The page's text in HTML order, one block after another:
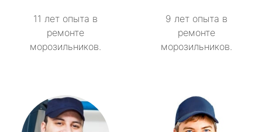
11 лет опыта в
ремонте
морозильников.
9 лет опыта в
ремонте
морозильников.